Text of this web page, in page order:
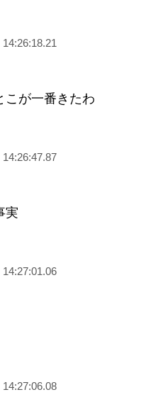
こが一番きたわ
実